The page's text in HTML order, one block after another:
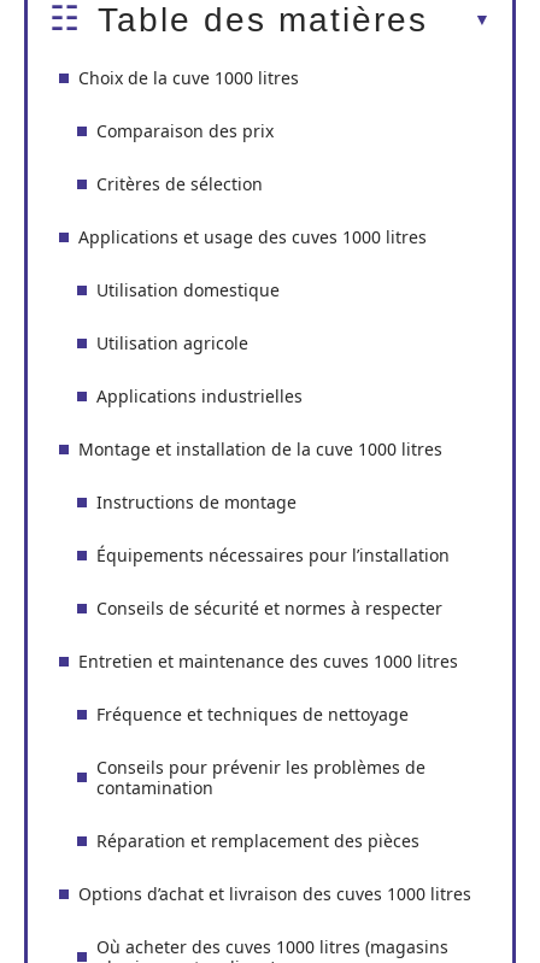
Table des matières
Choix de la cuve 1000 litres
Comparaison des prix
Critères de sélection
Applications et usage des cuves 1000 litres
Utilisation domestique
Utilisation agricole
Applications industrielles
Montage et installation de la cuve 1000 litres
Instructions de montage
Équipements nécessaires pour l’installation
Conseils de sécurité et normes à respecter
Entretien et maintenance des cuves 1000 litres
Fréquence et techniques de nettoyage
Conseils pour prévenir les problèmes de
contamination
Réparation et remplacement des pièces
Options d’achat et livraison des cuves 1000 litres
Où acheter des cuves 1000 litres (magasins